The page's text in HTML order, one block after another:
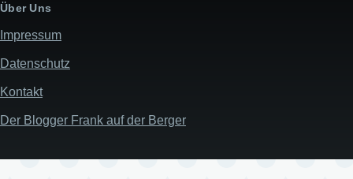
Über Uns
Impressum
Datenschutz
Kontakt
Der Blogger Frank auf der Berger